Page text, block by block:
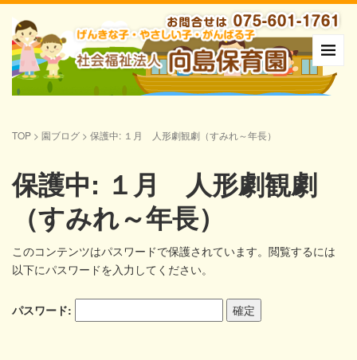
TOP > 園ブログ > 保護中: １月 人形劇観劇（すみれ～年長）
保護中: １月 人形劇観劇
（すみれ～年長）
このコンテンツはパスワードで保護されています。閲覧するには
以下にパスワードを入力してください。
パスワード: